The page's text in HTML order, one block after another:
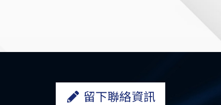
留下聯絡資訊